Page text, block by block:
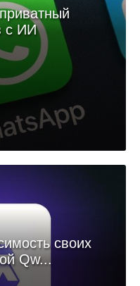
с ИИ
своих
Qw...